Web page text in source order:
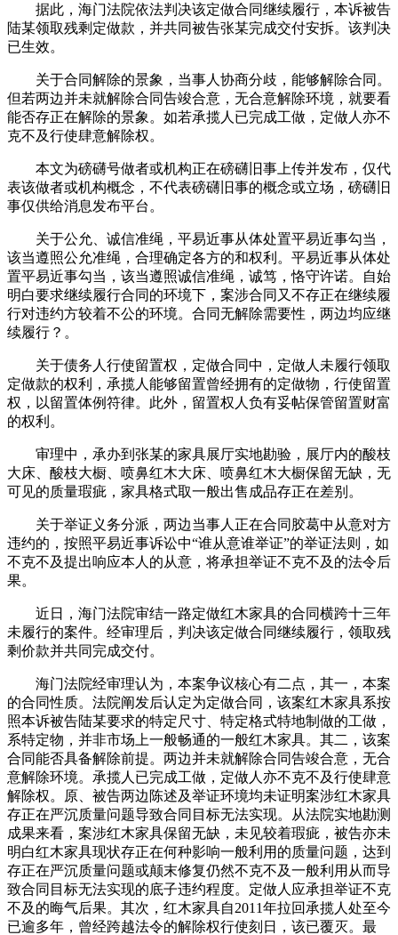
据此，海门法院依法判决该定做合同继续履行，本诉被告
陆某领取残剩定做款，并共同被告张某完成交付安拆。该判决
已生效。
关于合同解除的景象，当事人协商分歧，能够解除合同。
但若两边并未就解除合同告竣合意，无合意解除环境，就要看
能否存正在解除的景象。如若承揽人已完成工做，定做人亦不
克不及行使肆意解除权。
本文为磅礴号做者或机构正在磅礴旧事上传并发布，仅代
表该做者或机构概念，不代表磅礴旧事的概念或立场，磅礴旧
事仅供给消息发布平台。
关于公允、诚信准绳，平易近事从体处置平易近事勾当，
该当遵照公允准绳，合理确定各方的和权利。平易近事从体处
置平易近事勾当，该当遵照诚信准绳，诚笃，恪守许诺。自始
明白要求继续履行合同的环境下，案涉合同又不存正在继续履
行对违约方较着不公的环境。合同无解除需要性，两边均应继
续履行？。
关于债务人行使留置权，定做合同中，定做人未履行领取
定做款的权利，承揽人能够留置曾经拥有的定做物，行使留置
权，以留置体例符律。此外，留置权人负有妥帖保管留置财富
的权利。
审理中，承办到张某的家具展厅实地勘验，展厅内的酸枝
大床、酸枝大橱、喷鼻红木大床、喷鼻红木大橱保留无缺，无
可见的质量瑕疵，家具格式取一般出售成品存正在差别。
关于举证义务分派，两边当事人正在合同胶葛中从意对方
违约的，按照平易近事诉讼中“谁从意谁举证”的举证法则，如
不克不及提出响应本人的从意，将承担举证不克不及的法令后
果。
近日，海门法院审结一路定做红木家具的合同横跨十三年
未履行的案件。经审理后，判决该定做合同继续履行，领取残
剩价款并共同完成交付。
海门法院经审理认为，本案争议核心有二点，其一，本案
的合同性质。法院阐发后认定为定做合同，该案红木家具系按
照本诉被告陆某要求的特定尺寸、特定格式特地制做的工做，
系特定物，并非市场上一般畅通的一般红木家具。其二，该案
合同能否具备解除前提。两边并未就解除合同告竣合意，无合
意解除环境。承揽人已完成工做，定做人亦不克不及行使肆意
解除权。原、被告两边陈述及举证环境均未证明案涉红木家具
存正在严沉质量问题导致合同目标无法实现。从法院实地勘测
成果来看，案涉红木家具保留无缺，未见较着瑕疵，被告亦未
明白红木家具现状存正在何种影响一般利用的质量问题，达到
存正在严沉质量问题或颠末修复仍然不克不及一般利用从而导
致合同目标无法实现的底子违约程度。定做人应承担举证不克
不及的晦气后果。其次，红木家具自2011年拉回承揽人处至今
已逾多年，曾经跨越法令的解除权行使刻日，该已覆灭。最